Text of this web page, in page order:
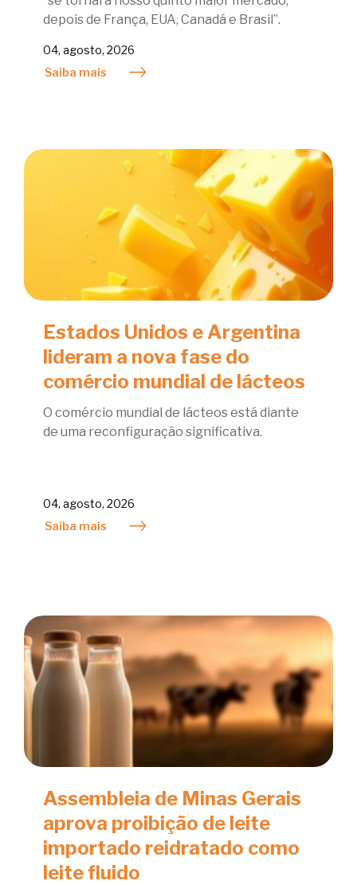
depois de França, EUA, Canadá e Brasil”.
04, agosto, 2026
Saiba mais
Estados Unidos e Argentina
lideram a nova fase do
comércio mundial de lácteos
O comércio mundial de lácteos está diante
de uma reconfiguração significativa.
04, agosto, 2026
Saiba mais
Assembleia de Minas Gerais
aprova proibição de leite
importado reidratado como
leite fluido